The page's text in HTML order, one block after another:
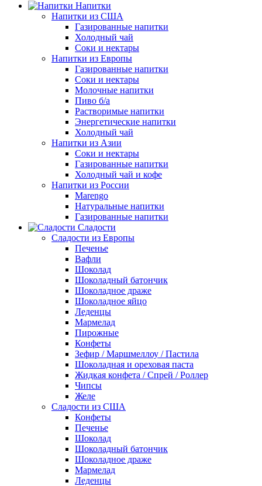
Напитки
Напитки из США
Газированные напитки
Холодный чай
Соки и нектары
Напитки из Европы
Газированные напитки
Соки и нектары
Молочные напитки
Пиво б/а
Растворимые напитки
Энергетические напитки
Холодный чай
Напитки из Азии
Соки и нектары
Газированные напитки
Холодный чай и кофе
Напитки из России
Marengo
Натуральные напитки
Газированные напитки
Сладости
Сладости из Европы
Печенье
Вафли
Шоколад
Шоколадный батончик
Шоколадное драже
Шоколадное яйцо
Леденцы
Мармелад
Пирожные
Конфеты
Зефир / Маршмеллоу / Пастила
Шоколадная и ореховая паста
Жидкая конфета / Спрей / Роллер
Чипсы
Желе
Сладости из США
Конфеты
Печенье
Шоколад
Шоколадный батончик
Шоколадное драже
Мармелад
Леденцы